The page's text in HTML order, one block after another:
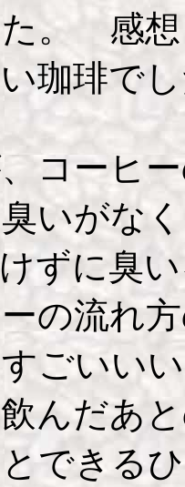
。 感想
珈琲で
コーヒ
いがな
ずに臭
の流れ
ごいい
んだあ
できる